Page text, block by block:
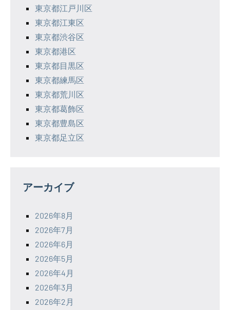
東京都江戸川区
東京都江東区
東京都渋谷区
東京都港区
東京都目黒区
東京都練馬区
東京都荒川区
東京都葛飾区
東京都豊島区
東京都足立区
アーカイブ
2026年8月
2026年7月
2026年6月
2026年5月
2026年4月
2026年3月
2026年2月